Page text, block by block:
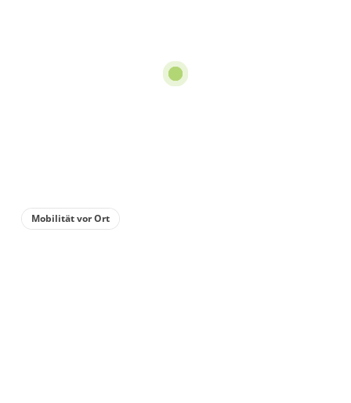
Mobilität vor Ort